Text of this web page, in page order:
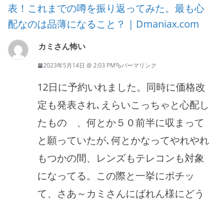
表！これまでの噂を振り返ってみた。最も心
配なのは品薄になること？ | Dmaniax.com
カミさん怖い
2023年5月14日 @ 2:03 PM パーマリンク
12日に予約いれました。同時に価格改
定も発表され､えらいこっちゃと心配し
たものゝ、何とか５０前半に収まって
と願っていたが､何とかなってやれやれ
もつかの間、レンズもテレコンも対象
になってる。この際と一挙にポチッ
て、さあ～カミさんにばれん様にどう